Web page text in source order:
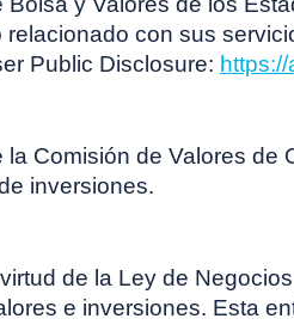
con sus
Public Disclosure:
la Comisión de Valores
inversiones.
de la Ley de
e inversiones. Esta